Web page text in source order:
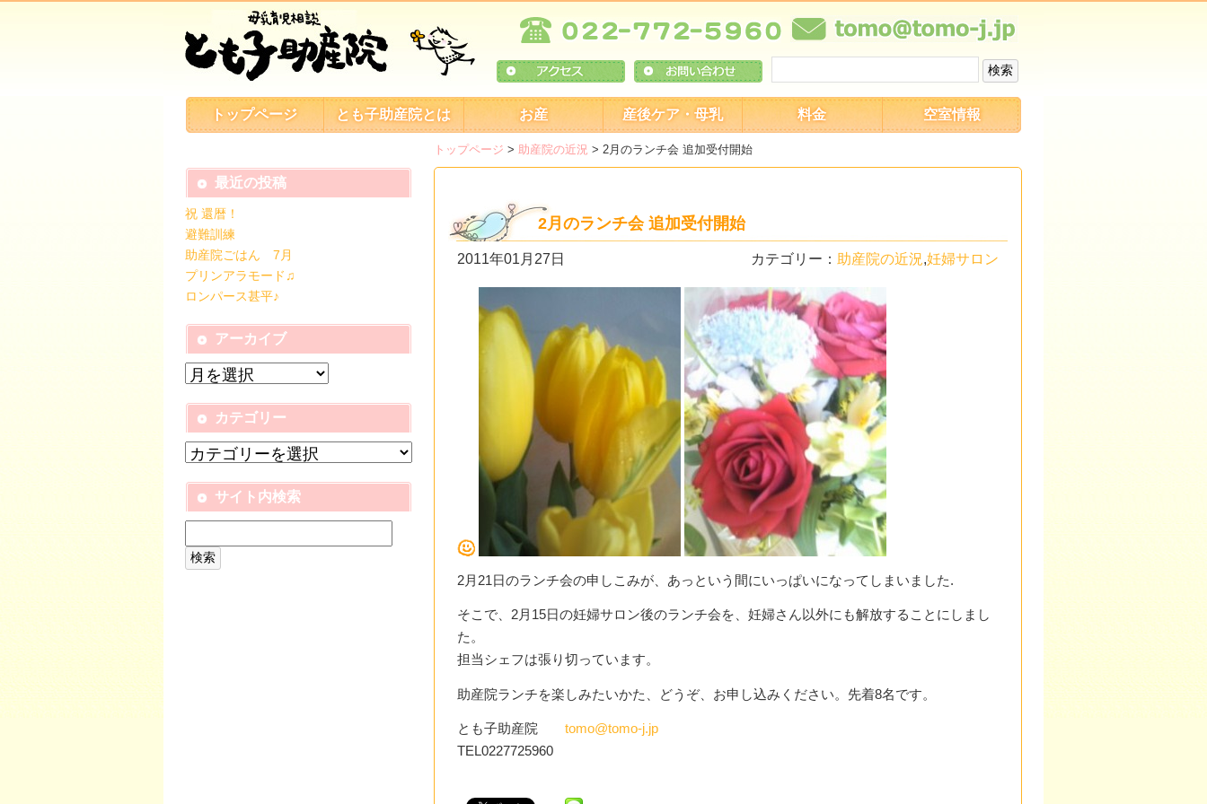
トップページ とも子助産院とは お産 産後ケア・母乳 料金 空室情報
トップページ > 助産院の近況 > 2月のランチ会 追加受付開始
2月のランチ会 追加受付開始
2011年01月27日 カテゴリー： 助産院の近況,妊婦サロン
2月21日のランチ会の申しこみが、あっという間にいっぱいになってしまいました.
そこで、2月15日の妊婦サロン後のランチ会を、妊婦さん以外にも解放することにしまし
た。
担当シェフは張り切っています。
助産院ランチを楽しみたいかた、どうぞ、お申し込みください。先着8名です。
とも子助産院
tomo@tomo-j.jp
TEL0227725960
最近の投稿
祝 還暦！
避難訓練
助産院ごはん 7月
プリンアラモード♫
ロンパース甚平♪
アーカイブ
カテゴリー
サイト内検索